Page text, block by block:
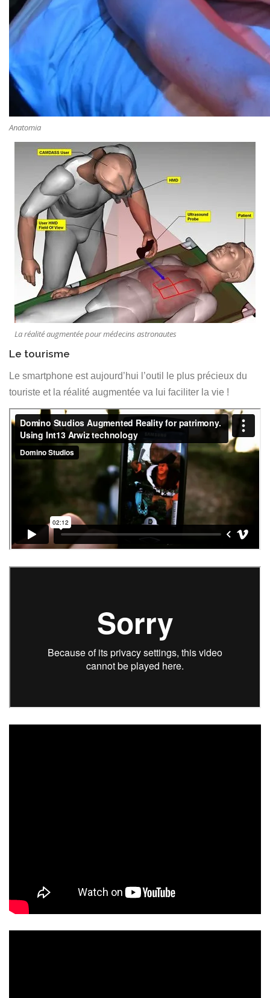
Anatomia
La réalité augmentée pour médecins astronautes
Le tourisme
Le smartphone est aujourd’hui l’outil le plus précieux du
touriste et la réalité augmentée va lui faciliter la vie !